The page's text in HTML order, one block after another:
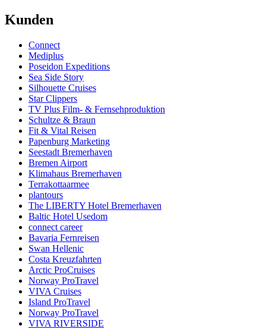
Kunden
Connect
Mediplus
Poseidon Expeditions
Sea Side Story
Silhouette Cruises
Star Clippers
TV Plus Film- & Fernsehproduktion
Schultze & Braun
Fit & Vital Reisen
Papenburg Marketing
Seestadt Bremerhaven
Bremen Airport
Klimahaus Bremerhaven
Terrakottaarmee
plantours
The LIBERTY Hotel Bremerhaven
Baltic Hotel Usedom
connect career
Bavaria Fernreisen
Swan Hellenic
Costa Kreuzfahrten
Arctic ProCruises
Norway ProTravel
VIVA Cruises
Island ProTravel
Norway ProTravel
VIVA RIVERSIDE